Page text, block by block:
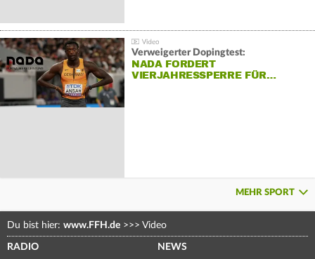
Verweigerter Dopingtest:
NADA FORDERT
VIERJAHRESSPERRE FÜR…
MEHR SPORT
Du bist hier: www.FFH.de >>> Video
RADIO NEWS